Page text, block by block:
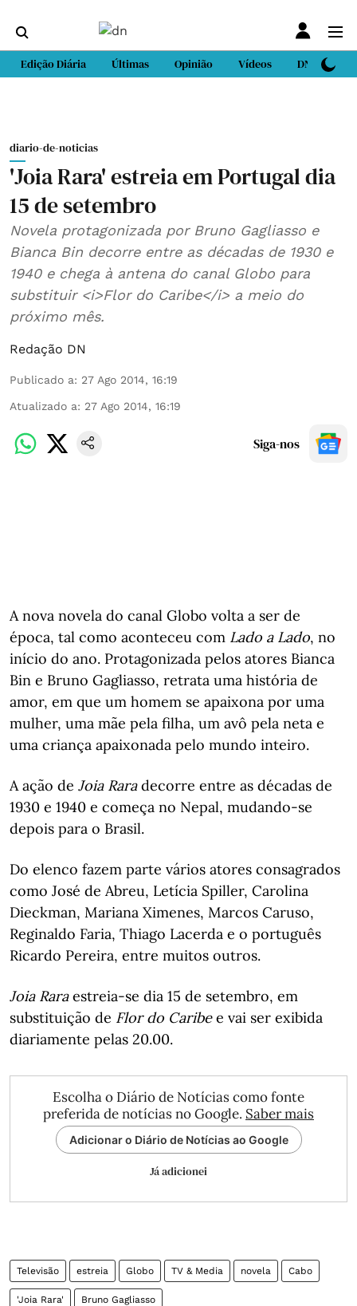
Edição Diária Últimas Opinião Vídeos DN Sport
diario-de-noticias
'Joia Rara' estreia em Portugal dia
15 de setembro
Novela protagonizada por Bruno Gagliasso e
Bianca Bin decorre entre as décadas de 1930 e
1940 e chega à antena do canal Globo para
substituir <i>Flor do Caribe</i> a meio do
próximo mês.
Redação DN
Publicado a: 27 Ago 2014, 16:19
Atualizado a: 27 Ago 2014, 16:19
Siga-nos
A nova novela do canal Globo volta a ser de
época, tal como aconteceu com Lado a Lado, no
início do ano. Protagonizada pelos atores Bianca
Bin e Bruno Gagliasso, retrata uma história de
amor, em que um homem se apaixona por uma
mulher, uma mãe pela filha, um avô pela neta e
uma criança apaixonada pelo mundo inteiro.
A ação de Joia Raradecorre entre as décadas de
1930 e 1940 e começa no Nepal, mudando-se
depois para o Brasil.
Do elenco fazem parte vários atores consagrados
como José de Abreu, Letícia Spiller, Carolina
Dieckman, Mariana Ximenes, Marcos Caruso,
Reginaldo Faria, Thiago Lacerda e o português
Ricardo Pereira, entre muitos outros.
Joia Raraestreia-se dia 15 de setembro, em
substituição de Flor do Caribee vai ser exibida
diariamente pelas 20.00.
Escolha o Diário de Notícias como fonte
preferida de notícias no Google. Saber mais
Adicionar o Diário de Notícias ao Google
Já adicionei
Televisão estreia Globo TV & Media novela Cabo
'Joia Rara' Bruno Gagliasso